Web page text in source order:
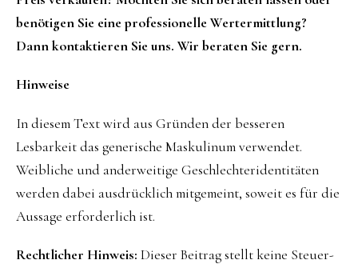
benötigen Sie eine professionelle Wertermittlung?
Dann kontaktieren Sie uns. Wir beraten Sie gern.
Hinweise
In diesem Text wird aus Gründen der besseren
Lesbarkeit das generische Maskulinum verwendet.
Weibliche und anderweitige Geschlechteridentitäten
werden dabei ausdrücklich mitgemeint, soweit es für die
Aussage erforderlich ist.
Rechtlicher Hinweis: Dieser Beitrag stellt keine Steuer-